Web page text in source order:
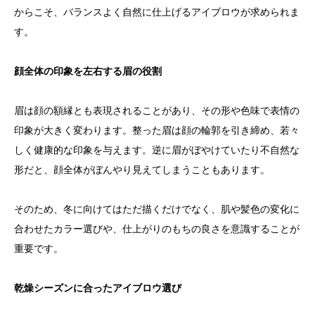
からこそ、バランスよく自然に仕上げるアイブロウが求められま
す。
顔全体の印象を左右する眉の役割
眉は顔の額縁とも表現されることがあり、その形や色味で表情の
印象が大きく変わります。整った眉は顔の輪郭を引き締め、若々
しく健康的な印象を与えます。逆に眉がぼやけていたり不自然な
形だと、顔全体がぼんやり見えてしまうこともあります。
そのため、冬に向けてはただ描くだけでなく、肌や髪色の変化に
合わせたカラー選びや、仕上がりのもちの良さを意識することが
重要です。
乾燥シーズンに合ったアイブロウ選び